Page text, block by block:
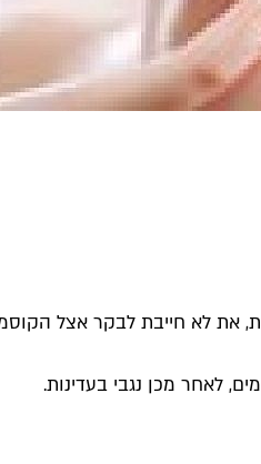
את לא חייבת לבקר אצל
לאחר מכן נגבי בעדינות.